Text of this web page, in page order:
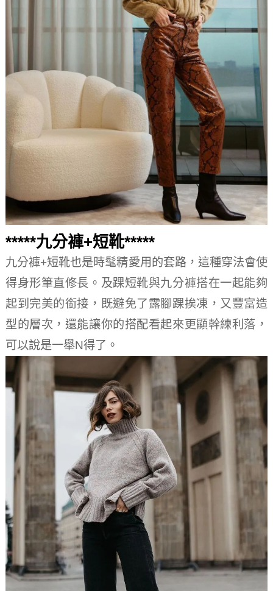
*****九分褲+短靴*****
九分褲+短靴也是時髦精愛用的套路，這種穿法會使
得身形筆直修長。及踝短靴與九分褲搭在一起能夠
起到完美的銜接，既避免了露腳踝挨凍，又豐富造
型的層次，還能讓你的搭配看起來更顯幹練利落，
可以說是一舉N得了。